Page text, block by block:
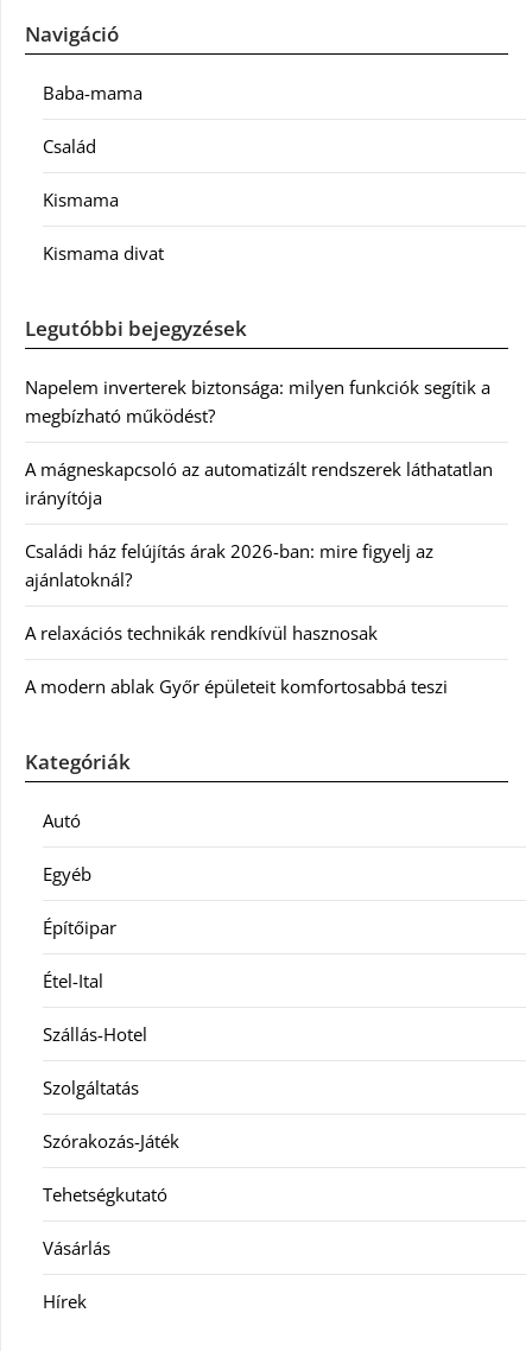
Navigáció
Baba-mama
Család
Kismama
Kismama divat
Legutóbbi bejegyzések
Napelem inverterek biztonsága: milyen funkciók segítik a
megbízható működést?
A mágneskapcsoló az automatizált rendszerek láthatatlan
irányítója
Családi ház felújítás árak 2026-ban: mire figyelj az
ajánlatoknál?
A relaxációs technikák rendkívül hasznosak
A modern ablak Győr épületeit komfortosabbá teszi
Kategóriák
Autó
Egyéb
Építőipar
Étel-Ital
Szállás-Hotel
Szolgáltatás
Szórakozás-Játék
Tehetségkutató
Vásárlás
Hírek